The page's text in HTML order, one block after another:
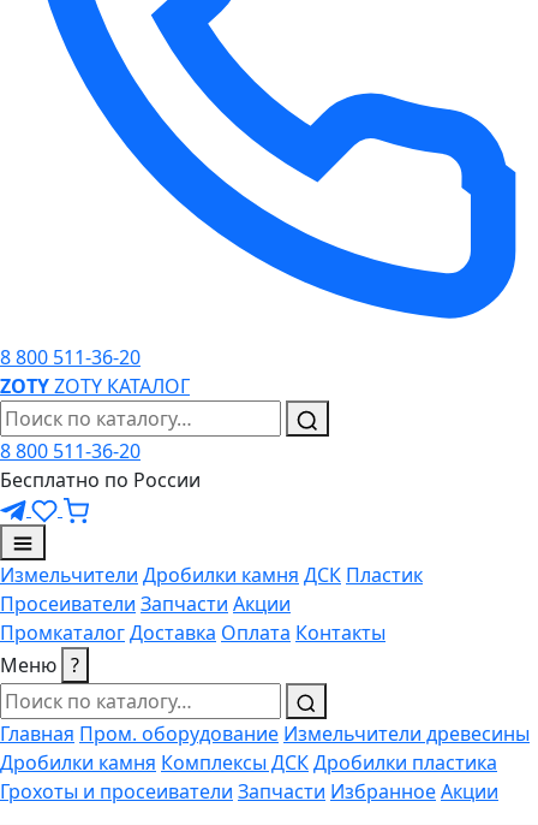
8 800 511-36-20
ZOTYZOTY КАТАЛОГ
8 800 511-36-20
Бесплатно по России
Измельчители Дробилки камня ДСК Пластик
Просеиватели Запчасти Акции
ПромкаталогДоставка Оплата Контакты
Меню ?
Главная Пром. оборудование Измельчители древесины
Дробилки камня Комплексы ДСКДробилки пластика
Грохоты и просеиватели Запчасти ИзбранноеАкции